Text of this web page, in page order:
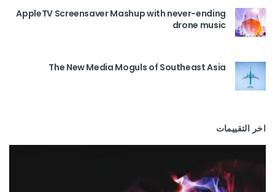
AppleTV Screensaver Mashup with never-ending
drone music
The New Media Moguls of Southeast Asia
اخر التقييمات